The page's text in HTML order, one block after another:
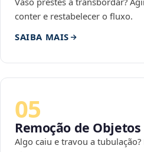
conter e restabelecer o fluxo.
SAIBA MAIS
05
Remoção de Objetos
Algo caiu e travou a